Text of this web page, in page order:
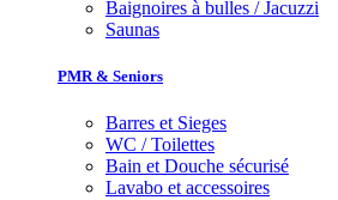
Baignoires à bulles / Jacuzzi
Saunas
PMR & Seniors
Barres et Sieges
WC / Toilettes
Bain et Douche sécurisé
Lavabo et accessoires